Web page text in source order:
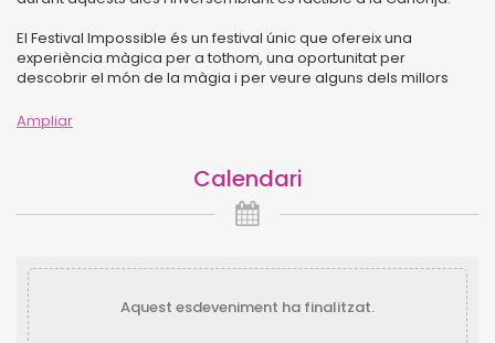
El Festival Impossible és un festival únic que ofereix una
experiència màgica per a tothom, una oportunitat per
descobrir el món de la màgia i per veure alguns dels millors
podeu perdre.
A través dewww.codetickets.com
Matins de dilluns, dimecres i divendres de 9 a 13 h
Tardes de dilluns a divendres de 16 a 20 h
Ampliar
Calendari
Aquest esdeveniment ha finalitzat.